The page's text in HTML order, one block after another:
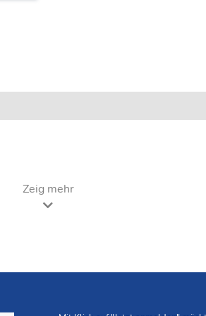
Zudem lindert er Schmerzen bei
Zeig mehr